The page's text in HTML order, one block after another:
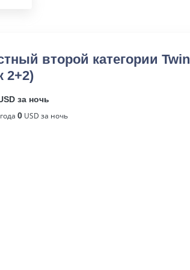
второй категории Twin
2+2)
за ночь
0 USD за ночь